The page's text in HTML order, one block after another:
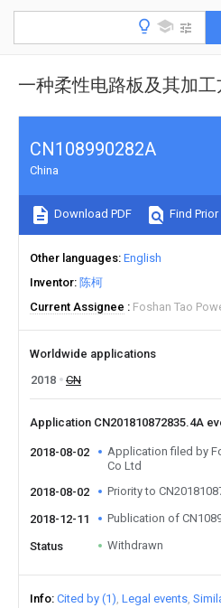
一种柔性电路板及其加
CN108990282A
China
Download PDF Find Prior
Other languages English
Inventor 陈柯
Current Assignee
Foshan Tao
Worldwide applications
2018
CN
Application CN201810872835.4A
2018-08-02
Application filed by
Co Ltd
2018-08-02
Priority to
2018-12-11 Publication of
Status Withdrawn
Info Cited by (1) Legal events